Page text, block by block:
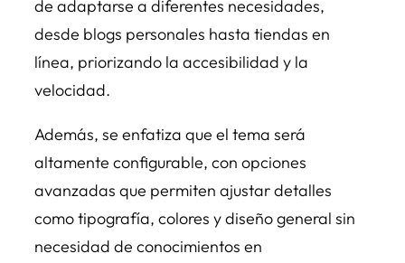
de adaptarse a diferentes necesidades,
desde blogs personales hasta tiendas en
línea, priorizando la accesibilidad y la
velocidad.
Además, se enfatiza que el tema será
altamente configurable, con opciones
avanzadas que permiten ajustar detalles
como tipografía, colores y diseño general sin
necesidad de conocimientos en